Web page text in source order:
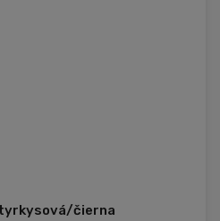
tyrkysová/čierna